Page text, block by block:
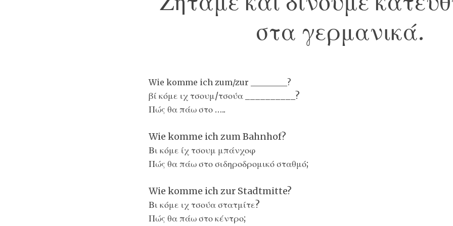
στα γερμανικά.
Wie komme ich zum/zur _________?
βί κόμε ιχ τσουμ/τσούα __________?
Πώς θα πάω στο …..
Wie komme ich zum Bahnhof?
Βι κόμε ίχ τσουμ μπάνχοφ
Πώς θα πάω στο σιδηροδρομικό σταθμό;
Wie komme ich zur Stadtmitte?
Βι κόμε ιχ τσούα στατμίτε?
Πώς θα πάω στο κέντρο;